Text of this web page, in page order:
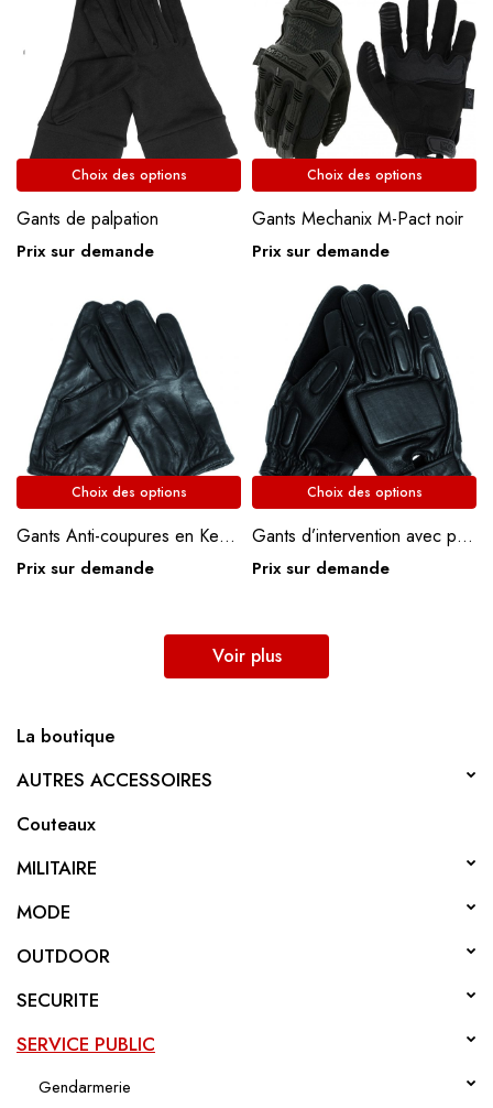
Choix des options
Gants de palpation
Prix sur demande
Choix des options
Gants Mechanix M-Pact noir
Prix sur demande
Choix des options
Gants Anti-coupures en Kevlar Miltec
Prix sur demande
Choix des options
Gants d’intervention avec protection
Prix sur demande
Voir plus
La boutique
AUTRES ACCESSOIRES
Couteaux
MILITAIRE
MODE
OUTDOOR
SECURITE
SERVICE PUBLIC
Gendarmerie